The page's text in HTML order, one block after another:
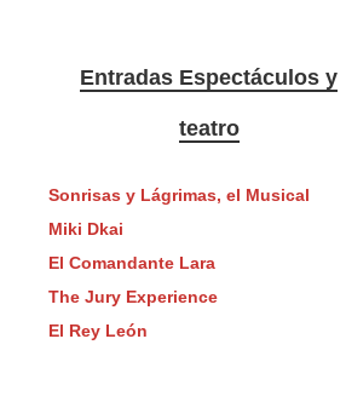
Entradas Espectáculos y
teatro
Sonrisas y Lágrimas, el Musical
Miki Dkai
El Comandante Lara
The Jury Experience
El Rey León